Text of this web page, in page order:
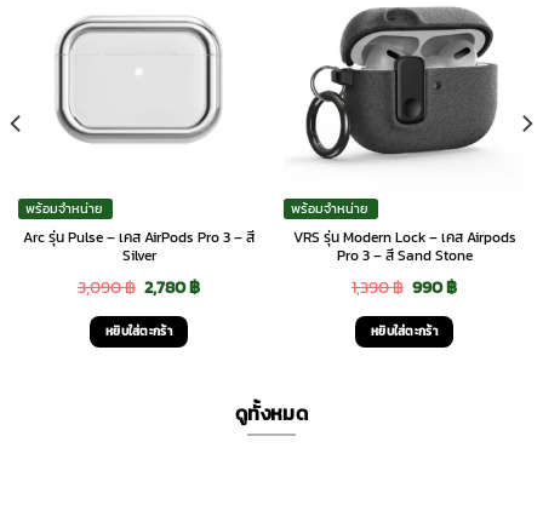
พร้อมจำหน่าย
Arc รุ่น Pulse – เคส AirPods Pro 3 – สี
Silver
3,090฿ Original
price
was:
2,780฿Current
หยิบใส่ตะกร้า
พร้อมจำหน่าย
VRS รุ่น Modern Lock – เคส Airpods
Pro 3 – สี Sand Stone
1,390฿ Original
price
was:
990฿Current
หยิบใส่ตะกร้า
ดูทั้งหมด